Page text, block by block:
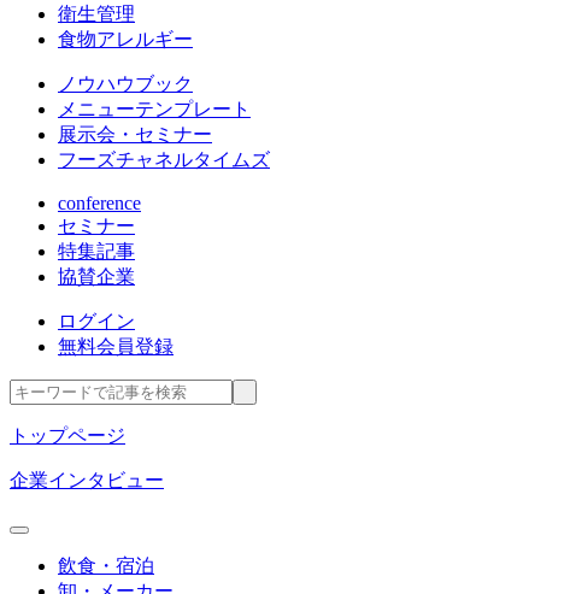
衛生管理
食物アレルギー
ノウハウブック
メニューテンプレート
展示会・セミナー
フーズチャネルタイムズ
conference
セミナー
特集記事
協賛企業
ログイン
無料会員登録
トップページ
企業インタビュー
飲食・宿泊